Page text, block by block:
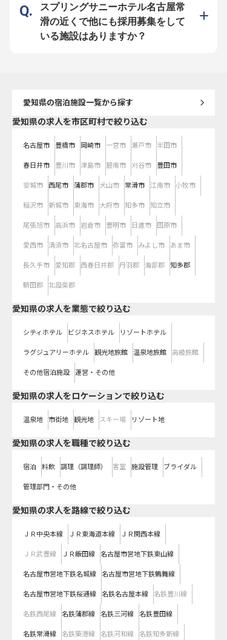
ど、日々の生活を豊かにする制度が
整っています。 昇給や賞与もあ
り、あなたの頑張りをしっかりと評
価します。チームワークを大切にす
る温かい職場で、おもてなしのプロ
フェッショナルとして共に成長して
季休暇
休暇など
スプリングサニーホテル名古屋常
滑の近くで他にも採用募集をして
いる施設はありますか？
愛知県の宿泊施設一覧から探す
愛知県の求人を市区町村で絞り込む
名古屋市 豊橋市 岡崎市 一宮市 瀬戸市 半田市
春日井市 豊川市 津島市 碧南市 刈谷市 豊田市
安城市 西尾市 蒲郡市 犬山市 常滑市 江南市 小牧市
稲沢市 新城市 東海市 大府市 知多市 知立市
尾張旭市 高浜市 岩倉市 豊明市 日進市 田原市
愛西市 清須市 北名古屋市 弥富市 みよし市 あま市
長久手市 愛知郡 西春日井郡 丹羽郡 海部郡 知多郡
額田郡 北設楽郡
愛知県の求人を業態で絞り込む
シティホテル ビジネスホテル リゾートホテル
ラグジュアリーホテル 観光地旅館 温泉地旅館 高級旅館
その他宿泊施設 運営・その他
愛知県の求人をロケーションで絞り込む
温泉地 市街地 観光地 スキー場 リゾート地
愛知県の求人を職種で絞り込む
宿泊 料飲 調理（調理師） 客室 施設管理 ブライダル
管理部門・その他
愛知県の求人を路線で絞り込む
ＪＲ中央本線 ＪＲ東海道本線 ＪＲ関西本線
ＪＲ武豊線 ＪＲ飯田線 名古屋市営地下鉄東山線
名古屋市営地下鉄名城線 名古屋市営地下鉄鶴舞線
名古屋市営地下鉄桜通線 名鉄名古屋本線 名鉄豊川線
名鉄西尾線 名鉄蒲郡線 名鉄三河線 名鉄豊田線
名鉄常滑線 名鉄築港線 名鉄河和線 名鉄知多新線